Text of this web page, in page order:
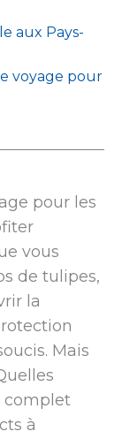
aux Pays-
voyage pour
pour les
vous
de tulipes,
la
Mais
complet
à